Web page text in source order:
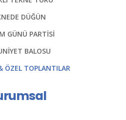
DÜĞÜN
GÜNÜ PARTİSİ
BALOSU
ÖZEL TOPLANTILAR